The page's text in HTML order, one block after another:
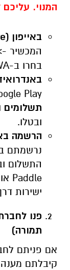
המנוי.
באייפון (
המכשיר
בחרו ב-
Play
תשלומים
ובטלו.
הרשמה
נרשמתם
התשלום
Paddle או
ישירות
פנו
תמורה)
אם פניתם
קיבלתם